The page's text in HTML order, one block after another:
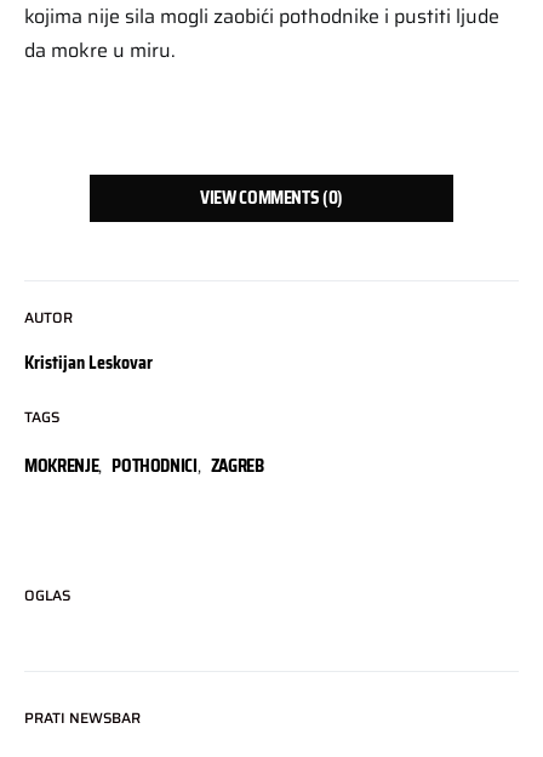
AUTOR
Kristijan Leskovar
TAGS
MOKRENJE, POTHODNICI, ZAGREB
kojima nije sila mogli zaobići pothodnike i pustiti ljude
da mokre u miru.
VIEW COMMENTS (0)
OGLAS
PRATI NEWSBAR